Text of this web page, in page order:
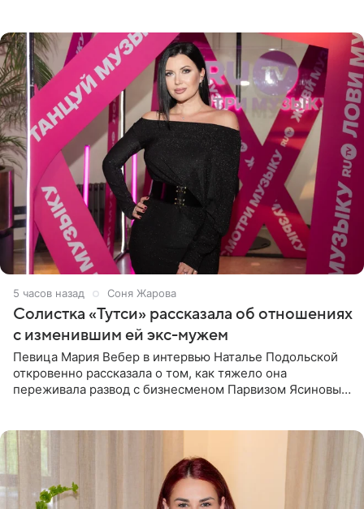
5 часов назад Соня Жарова
Солистка «Тутси» рассказала об отношениях
с изменившим ей экс-мужем
Певица Мария Вебер в интервью Наталье Подольской
откровенно рассказала о том, как тяжело она
переживала развод с бизнесменом Парвизом Ясиновым.